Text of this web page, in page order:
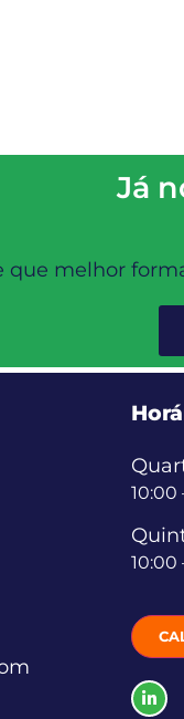
Já
que melhor
10:00
10:00